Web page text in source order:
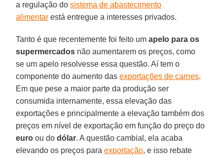
a regulação do sistema de abastecimento
alimentar está entregue a interesses privados.
Tanto é que recentemente foi feito um apelo para os
supermercados não aumentarem os preços, como
se um apelo resolvesse essa questão. Aí tem o
componente do aumento dasexportações de carnes.
Em que pese a maior parte da produção ser
consumida internamente, essa elevação das
exportações e principalmente a elevação também dos
preços em nível de exportação em função do preço do
euro ou dodólar. A questão cambial, ela acaba
elevando os preços paraexportação, e isso rebate